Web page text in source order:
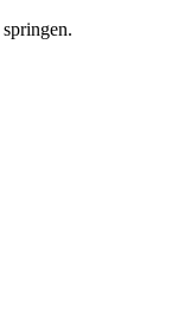
springen.